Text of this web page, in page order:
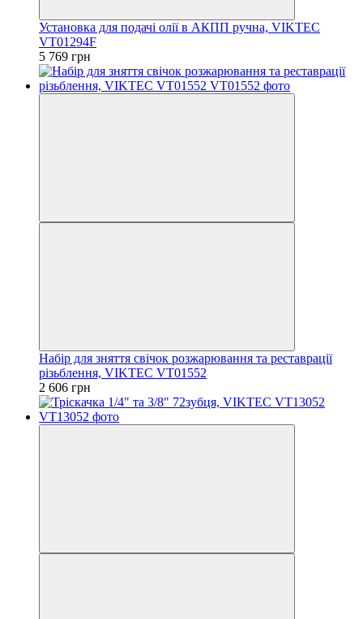
Установка для подачі олії в АКПП ручна, VIKTEC
VT01294F
5 769 грн
Набір для зняття свічок розжарювання та реставрації
різьблення, VIKTEC VT01552
2 606 грн